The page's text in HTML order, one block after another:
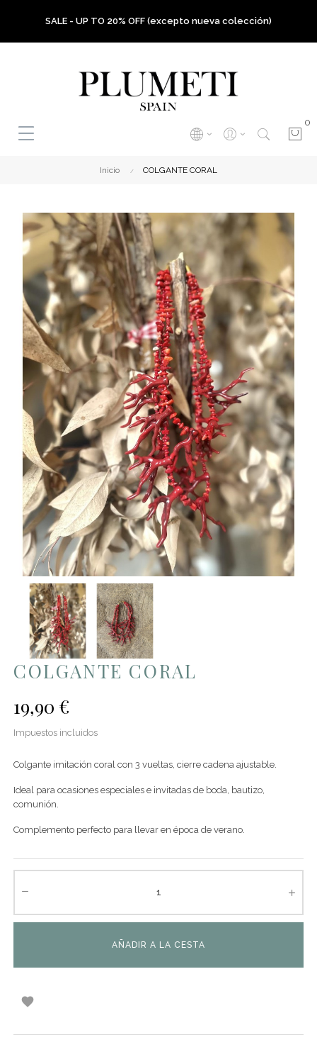
SALE - UP TO 20% OFF (excepto nueva colección)
0
Inicio COLGANTE CORAL
COLGANTE CORAL
19,90 €
Impuestos incluidos
Colgante imitación coral con 3 vueltas, cierre cadena ajustable.
Ideal para ocasiones especiales e invitadas de boda, bautizo,
comunión.
Complemento perfecto para llevar en época de verano.
AÑADIR A LA CESTA
